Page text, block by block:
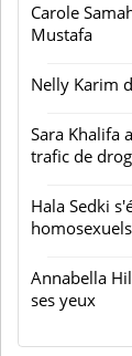
Carole
Mustafa
Nelly Karim
Sara Khalifa
trafic de
Hala Sedki
homosexuels
Annabella
ses yeux